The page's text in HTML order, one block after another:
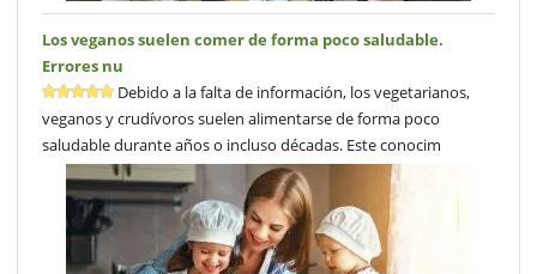
Los veganos suelen comer de forma poco saludable.
Errores nu
Debido a la falta de información, los vegetarianos,
veganos y crudívoros suelen alimentarse de forma poco
saludable durante años o incluso décadas. Este conocim